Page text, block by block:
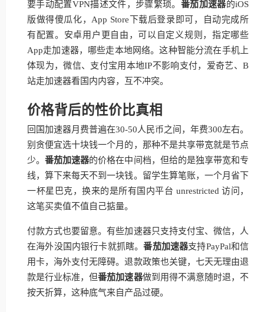
要手动配置VPN描述文件，步骤繁琐。 番茄加速器的iOS
版做得傻瓜化，App Store下载后登录即可，自动完成所
有配置。安卓用户更自由，可以自定义规则，指定哪些
App走加速器，哪些走本地网络。这种智能分流在手机上
体现为，微信、支付宝用本地IP不影响支付，爱奇艺、B
站走加速器看国内内容，互不冲突。
价格背后的性价比真相
回国加速器月费普遍在30-50人民币之间，年费300左右。
别贪便宜选十块钱一个月的，那种不是共享带宽就是节点
少。番茄加速器的价格在中间档，但给的是独享带宽和专
线，算下来每天不到一块钱。留学生算笔账，一个月省下
一杯星巴克，换来的是所有国内平台 unrestricted 访问，
这笔买卖值不值自己掂量。
付款方式也要留意。有些加速器只支持支付宝、微信，人
在海外没国内银行卡就抓瞎。番茄加速器支持PayPal和信
用卡，海外支付无障碍。退款政策也关键，七天无理由退
款是行业标准，但番茄加速器做到用得不满意随时退，不
按天折算，这种底气来自产品过硬。